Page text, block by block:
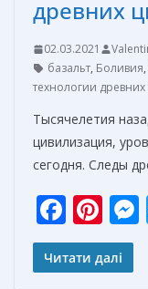
древних
02.03.2021
базальт, Боливия,
технологии
Тысячелетия
цивилизация,
сегодня. Следы
F
ac
e
Pi
nt
er
Читати далі